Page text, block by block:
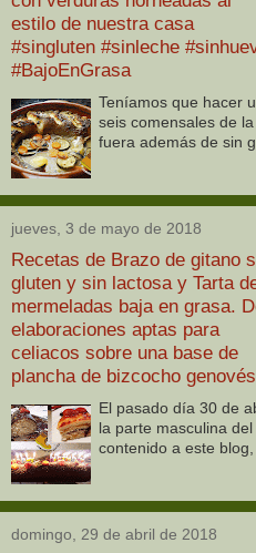
estilo de nuestra casa
#singluten #sinleche
#BajoEnGrasa
Teníamos que hacer
seis comensales de
fuera además de sin
jueves, 3 de mayo de 2018
Recetas de Brazo de gitano
gluten y sin lactosa y Tarta
mermeladas baja en grasa.
elaboraciones aptas para
celiacos sobre una base de
plancha de bizcocho
El pasado día 30 de
la parte masculina
contenido a este blog,
domingo, 29 de abril de 2018